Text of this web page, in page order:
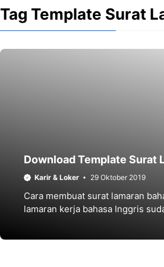
Tag Template Surat
Download Template Surat
Karir & Loker 29 Oktober 2019
Cara membuat surat lamaran
lamaran kerja bahasa Inggris